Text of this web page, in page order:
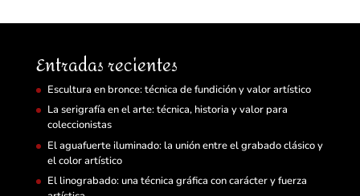
Entradas recientes
Escultura en bronce: técnica de fundición y valor artístico
La serigrafía en el arte: técnica, historia y valor para
coleccionistas
El aguafuerte iluminado: la unión entre el grabado clásico y
el color artístico
El linograbado: una técnica gráfica con carácter y fuerza